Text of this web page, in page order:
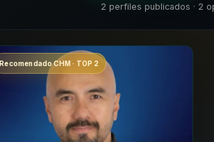
2 perfiles publicados · 2
Recomendado CHM · TOP 2